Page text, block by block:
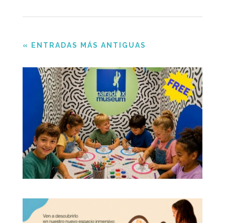
« ENTRADAS MÁS ANTIGUAS